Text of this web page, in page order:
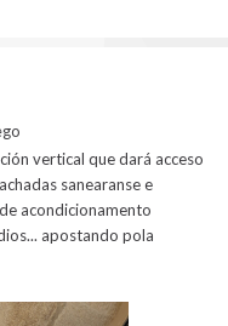
vertical que dará acceso
sanearanse e
acondicionamento
apostando pola